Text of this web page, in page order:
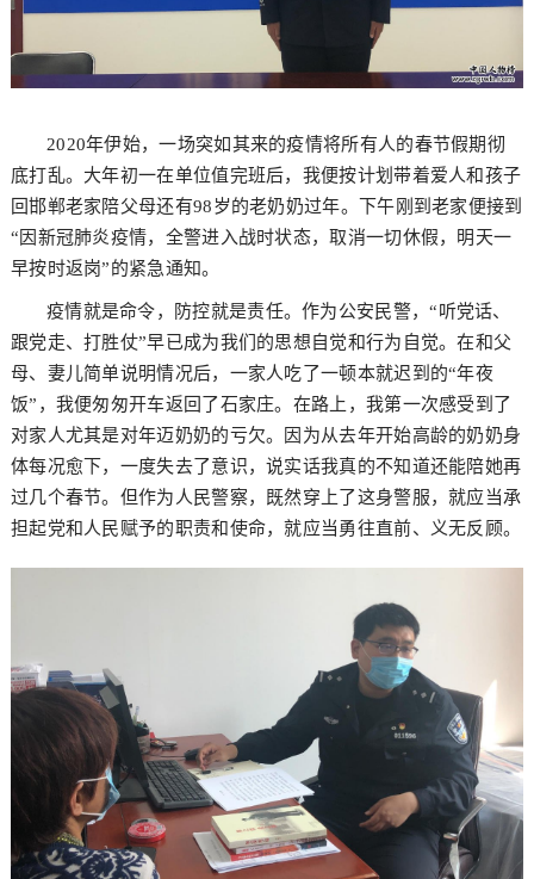
2020年伊始，一场突如其来的疫情将所有人的春节假期彻
底打乱。大年初一在单位值完班后，我便按计划带着爱人和孩子
回邯郸老家陪父母还有98岁的老奶奶过年。下午刚到老家便接到
“因新冠肺炎疫情，全警进入战时状态，取消一切休假，明天一
早按时返岗”的紧急通知。
疫情就是命令，防控就是责任。作为公安民警，“听党话、
跟党走、打胜仗”早已成为我们的思想自觉和行为自觉。在和父
母、妻儿简单说明情况后，一家人吃了一顿本就迟到的“年夜
饭”，我便匆匆开车返回了石家庄。在路上，我第一次感受到了
对家人尤其是对年迈奶奶的亏欠。因为从去年开始高龄的奶奶身
体每况愈下，一度失去了意识，说实话我真的不知道还能陪她再
过几个春节。但作为人民警察，既然穿上了这身警服，就应当承
担起党和人民赋予的职责和使命，就应当勇往直前、义无反顾。